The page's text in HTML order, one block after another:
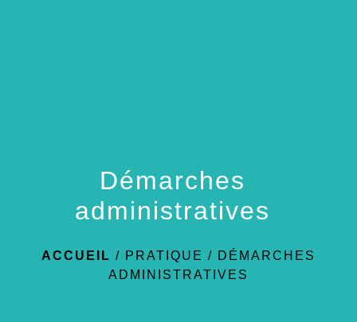
Démarches
administratives
ACCUEIL / PRATIQUE / DÉMARCHES
ADMINISTRATIVES